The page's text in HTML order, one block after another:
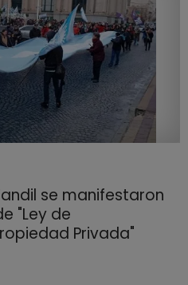
se manifestaron
"Ley de
Privada"